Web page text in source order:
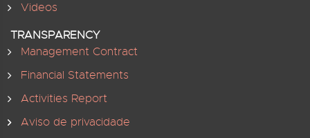
Videos
TRANSPARENCY
Management Contract
Financial Statements
Activities Report
Aviso de privacidade